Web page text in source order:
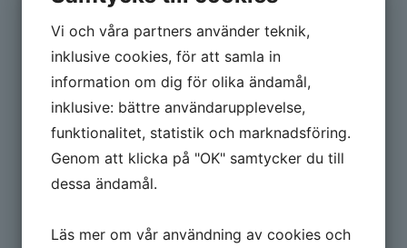
Trademarks
Senast ändrad:28 november 2016
Företagsnamn:OPT s.r.o Org.nr:48 292 451
Mer info
Kommunfakta (Consultica)
Senast ändrad:22 november 2016
Vi och våra partners använder teknik,
inklusive cookies, för att samla in
information om dig för olika ändamål,
inklusive: bättre användarupplevelse,
funktionalitet, statistik och marknadsföring.
Genom att klicka på "OK" samtycker du till
dessa ändamål.
Läs mer om vår användning av cookies och